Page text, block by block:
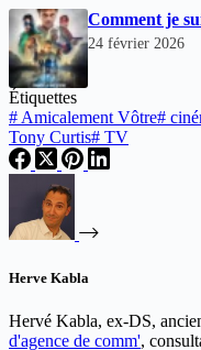
Comment je
24 février 2026
Étiquettes
#Amicalement Vôtre#
Tony Curtis# TV
Herve Kabla
Hervé Kabla, ex-DS,
d'agence de comm',